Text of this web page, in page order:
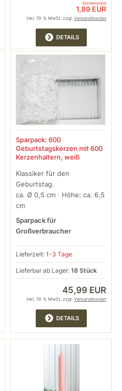
Sonderpreis
1,89 EUR
inkl. 19 % MwSt. zzgl. Versandkosten
DETAILS
Sparpack: 600
Geburtstagskerzen mit 600
Kerzenhaltern, weiß
Klassiker für den
Geburtstag.
ca. Ø 0,5 cm · Höhe: ca. 6,5
cm
Sparpack für
Großverbraucher
Lieferzeit: 1-3 Tage
Lieferbar ab Lager: 18 Stück
45,99 EUR
inkl. 19 % MwSt. zzgl. Versandkosten
DETAILS